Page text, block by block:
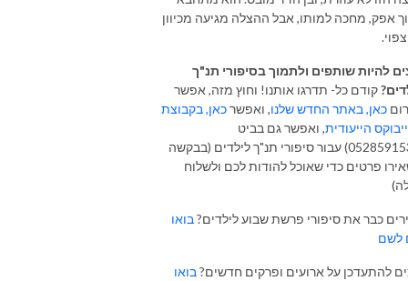
אפק, מחכה למותו, אבל ההצלה מגיעה מכיוון
להיות שותפים ולתמוך בסיפורי תנ"ך
קודם כל- תדרגו אותנו! וחוץ מזה, אפשר
כאן, באתר החדש שלנו, ואפשרכאן, בקבוצת
הייעודית, ואפשר גם בביט
(0528591536) עבור סיפורי תנ"ך לילדים (בבקשה
פרטים כדי שאוכל להודות לכם ולשלוח
כבר את סיפורי פרשת שבוע לילדים?בואו
לשם
להתעדכן על ארועים ופרקים חדשים?בואו